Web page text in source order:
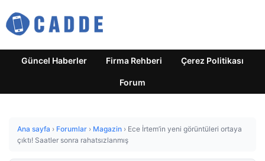
Güncel Haberler Firma Rehberi Çerez Politikası
Forum
Ana sayfa › Forumlar › Magazin › Ece İrtem’in yeni görüntüleri ortaya
çıktı! Saatler sonra rahatsızlanmış